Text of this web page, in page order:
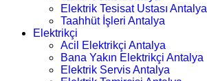
Elektrik Tesisat Ustası Antalya
Taahhüt İşleri Antalya
Elektrikçi
Acil Elektrikçi Antalya
Bana Yakın Elektrikçi Antalya
Elektrik Servis Antalya